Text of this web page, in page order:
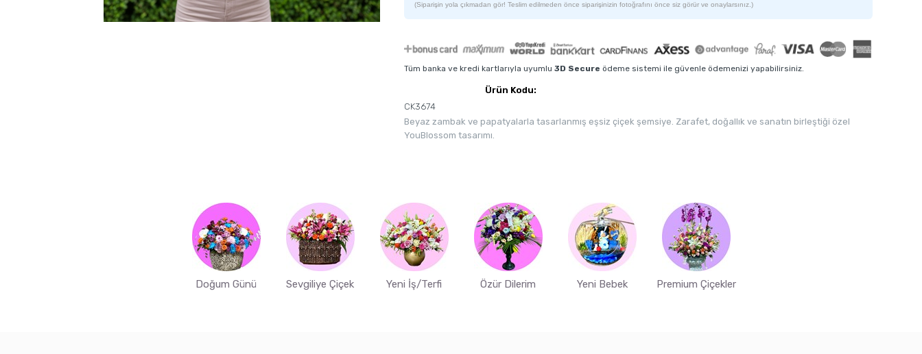
(Siparişin yola çıkmadan gör! Teslim edilmeden önce siparişinizin fotoğrafını önce siz görür ve onaylarsınız.)
Tüm banka ve kredi kartlarıyla uyumlu 3D Secure ödeme sistemi ile güvenle ödemenizi yapabilirsiniz.
Ürün Kodu:
CK3674
Beyaz zambak ve papatyalarla tasarlanmış eşsiz çiçek şemsiye. Zarafet, doğallık ve sanatın birleştiği özel
YouBlossom tasarımı.
Doğum Günü Sevgiliye Çiçek Yeni İş/Terfi Özür Dilerim Yeni Bebek Premium Çiçekler